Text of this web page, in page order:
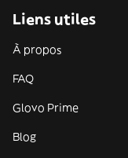
Liens utiles
À propos
FAQ
Glovo Prime
Blog